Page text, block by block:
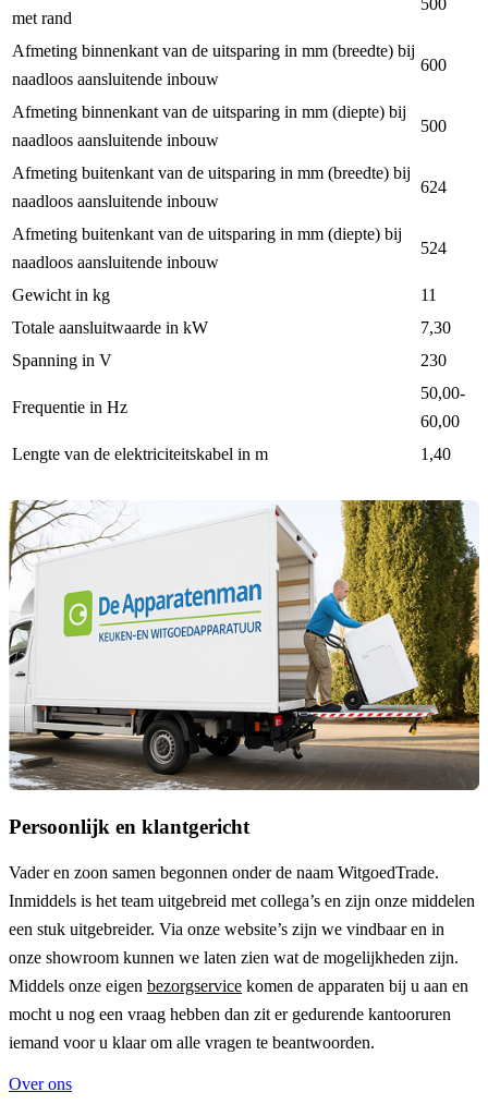
met rand
500
Afmeting binnenkant van de uitsparing in mm (breedte) bij
naadloos aansluitende inbouw
600
Afmeting binnenkant van de uitsparing in mm (diepte) bij
naadloos aansluitende inbouw
500
Afmeting buitenkant van de uitsparing in mm (breedte) bij
naadloos aansluitende inbouw
624
Afmeting buitenkant van de uitsparing in mm (diepte) bij
naadloos aansluitende inbouw
524
Gewicht in kg
11
Totale aansluitwaarde in kW
7,30
Spanning in V
230
Frequentie in Hz
50,00-
60,00
Lengte van de elektriciteitskabel in m
1,40
Persoonlijk en klantgericht
Vader en zoon samen begonnen onder de naam WitgoedTrade.
Inmiddels is het team uitgebreid met collega’s en zijn onze middelen
een stuk uitgebreider. Via onze website’s zijn we vindbaar en in
onze showroom kunnen we laten zien wat de mogelijkheden zijn.
Middels onze eigen bezorgservice komen de apparaten bij u aan en
mocht u nog een vraag hebben dan zit er gedurende kantooruren
iemand voor u klaar om alle vragen te beantwoorden.
Over ons